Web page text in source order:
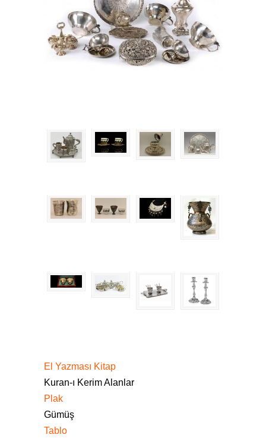
El Yazması Kitap
Kuran-ı Kerim Alanlar
Plak
Gümüş
Tablo